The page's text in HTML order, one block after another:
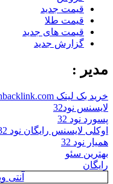
قیمت جدید
قیمت طلا
قیمت های جدید
گزارش جدید
مدیر :
خرید بک لینک behtarinbacklink.com
لایسنس نود32
پسورد نود 32
اوکلی لایسنس رایگان نود 32
همیار نود 32
بهترین سئو
رایگان